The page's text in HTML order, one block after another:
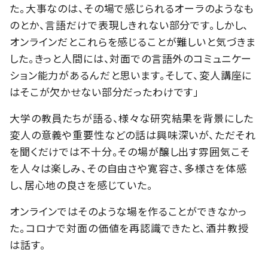
た。大事なのは、その場で感じられるオーラのようなも
のとか、言語だけで表現しきれない部分です。しかし、
オンラインだとこれらを感じることが難しいと気づきま
した。きっと人間には、対面での言語外のコミュニケー
ション能力があるんだと思います。そして、変人講座に
はそこが欠かせない部分だったわけです」
大学の教員たちが語る、様々な研究結果を背景にした
変人の意義や重要性などの話は興味深いが、ただそれ
を聞くだけでは不十分。その場が醸し出す雰囲気こそ
を人々は楽しみ、その自由さや寛容さ、多様さを体感
し、居心地の良さを感じていた。
オンラインではそのような場を作ることができなかっ
た。コロナで対面の価値を再認識できたと、酒井教授
は話す。